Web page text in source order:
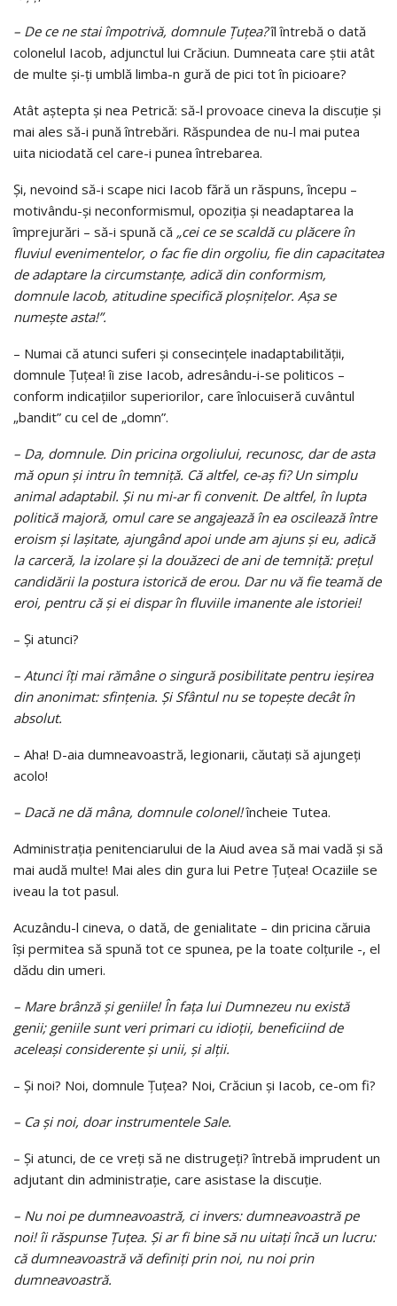
– De ce ne stai împotrivă, domnule Țuțea?îl întrebă o dată
colonelul Iacob, adjunctul lui Crăciun. Dumneata care ştii atât
de multe şi-ţi umblă limba-n gură de pici tot în picioare?
Atât aştepta şi nea Petrică: să-l provoace cineva la discuţie şi
mai ales să-i pună întrebări. Răspundea de nu-l mai putea
uita niciodată cel care-i punea întrebarea.
Şi, nevoind să-i scape nici Iacob fără un răspuns, începu –
motivându-şi neconformismul, opoziţia şi neadaptarea la
împrejurări – să-i spună că „cei ce se scaldă cu plăcere în
fluviul evenimentelor, o fac fie din orgoliu, fie din capacitatea
de adaptare la circumstanţe, adică din conformism,
domnule Iacob, atitudine specifică ploşniţelor. Aşa se
numeşte asta!”.
– Numai că atunci suferi şi consecinţele inadaptabilităţii,
domnule Țuțea! îi zise Iacob, adresându-i-se politicos –
conform indicaţiilor superiorilor, care înlocuiseră cuvântul
„bandit” cu cel de „domn”.
– Da, domnule. Din pricina orgoliului, recunosc, dar de asta
mă opun şi intru în temniţă. Că altfel, ce-aş fi? Un simplu
animal adaptabil. Şi nu mi-ar fi convenit. De altfel, în lupta
politică majoră, omul care se angajează în ea oscilează între
eroism şi laşitate, ajungând apoi unde am ajuns şi eu, adică
la carceră, la izolare şi la douăzeci de ani de temniţă: preţul
candidării la postura istorică de erou. Dar nu vă fie teamă de
eroi, pentru că şi ei dispar în fluviile imanente ale istoriei!
– Şi atunci?
– Atunci îţi mai rămâne o singură posibilitate pentru ieşirea
din anonimat: sfinţenia. Şi Sfântul nu se topeşte decât în
absolut.
– Aha! D-aia dumneavoastră, legionarii, căutaţi să ajungeţi
acolo!
– Dacă ne dă mâna, domnule colonel!încheie Tutea.
Administraţia penitenciarului de la Aiud avea să mai vadă şi să
mai audă multe! Mai ales din gura lui Petre Țuțea! Ocaziile se
iveau la tot pasul.
Acuzându-l cineva, o dată, de genialitate – din pricina căruia
îşi permitea să spună tot ce spunea, pe la toate colţurile -, el
dădu din umeri.
– Mare brânză şi geniile! În faţa lui Dumnezeu nu există
genii; geniile sunt veri primari cu idioţii, beneficiind de
aceleaşi considerente şi unii, şi alţii.
– Şi noi? Noi, domnule Țuțea? Noi, Crăciun şi Iacob, ce-om fi?
– Ca şi noi, doar instrumentele Sale.
– Şi atunci, de ce vreţi să ne distrugeţi? întrebă imprudent un
adjutant din administraţie, care asistase la discuţie.
– Nu noi pe dumneavoastră, ci invers: dumneavoastră pe
noi! îi răspunse Țuțea. Şi ar fi bine să nu uitaţi încă un lucru:
că dumneavoastră vă definiţi prin noi, nu noi prin
dumneavoastră.